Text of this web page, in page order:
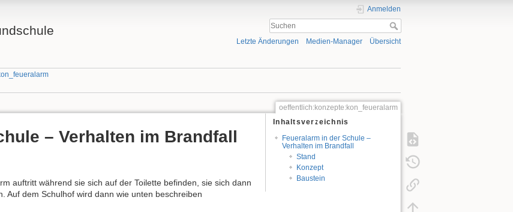
Anmelden
Letzte Änderungen Medien-Manager Übersicht
oeffentlich:konzepte:kon_feueralarm
Inhaltsverzeichnis
Feueralarm in der Schule –
Verhalten im Brandfall
Stand
Konzept
Baustein
– Verhalten im Brandfall
auftritt während sie sich auf der Toilette befinden, sie sich dann
Auf dem Schulhof wird dann wie unten beschreiben